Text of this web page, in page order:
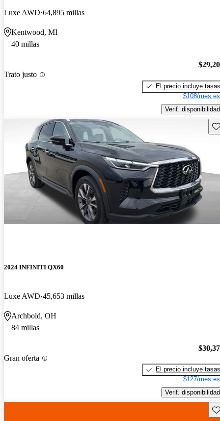
Luxe AWD 64,895 millas
Kentwood, MI
40 millas
Trato justo
El precio incluye tasas
$108/mes
Verif. disponibilidad
2024 INFINITI QX60
Luxe AWD 45,653 millas
Archbold, OH
84 millas
Gran oferta
El precio incluye tasas
$127/mes
Verif. disponibilidad